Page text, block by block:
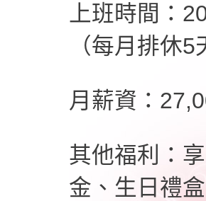
上班時間：
（每月排休5
月薪資：
其他福利：
金、生日禮盒